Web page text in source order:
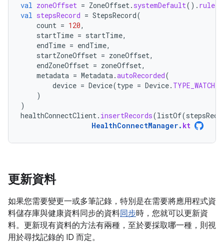
val zoneOffset = ZoneOffset. systemDefault(). rules
val stepsRecord = StepsRecord(
count = 120,
startTime = startTime,
endTime = endTime,
startZoneOffset = zoneOffset,
endZoneOffset = zoneOffset,
metadata = Metadata.autoRecorded(
device = Device(type = Device. TYPE_WATCH
)
)
healthConnectClient. insertRecords(listOf(
HealthConnectManager. kt
更新資料
如果您需要變更一或多筆記錄，特別是在需要將應用程式資
料儲存庫與健康資料同步的資料同步時，您就可以更新資
料。更新現有資料的方法有兩種，至於要採取哪一種，則視
用於尋找記錄的 ID 而定。